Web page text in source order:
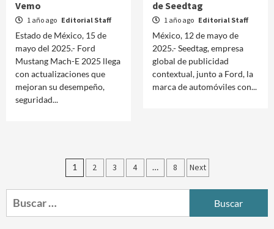
Vemo
1 año ago Editorial Staff
Estado de México, 15 de
mayo del 2025.- Ford
Mustang Mach-E 2025 llega
con actualizaciones que
mejoran su desempeño,
seguridad...
de Seedtag
1 año ago Editorial Staff
México, 12 de mayo de
2025.- Seedtag, empresa
global de publicidad
contextual, junto a Ford, la
marca de automóviles con...
Paginación
de
entradas
1 2 3 4 … 8 Next
Buscar: